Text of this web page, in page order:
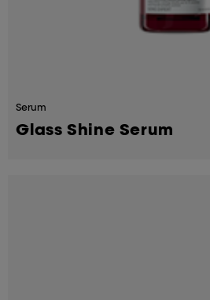
Serum
Glass Shine Serum